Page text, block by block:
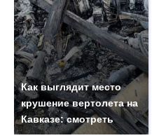
Как выглядит место
крушение вертолета на
Кавказе: смотреть